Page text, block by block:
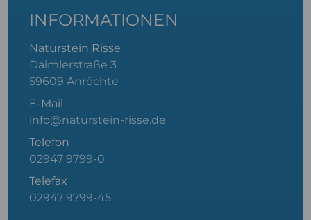
INFORMATIONEN
Naturstein Risse
Daimlerstraße 3
59609 Anröchte
E-Mail
info@naturstein-risse.de
Telefon
02947 9799-0
Telefax
02947 9799-45